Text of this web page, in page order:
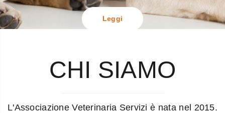
Leggi
CHI SIAMO
L'Associazione Veterinaria Servizi è nata nel 2015.